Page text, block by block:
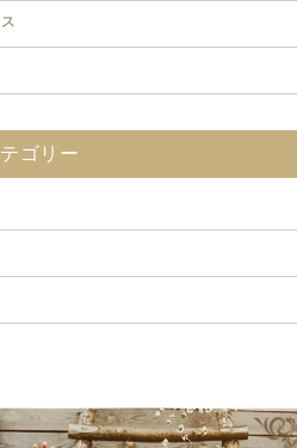
ゴリー